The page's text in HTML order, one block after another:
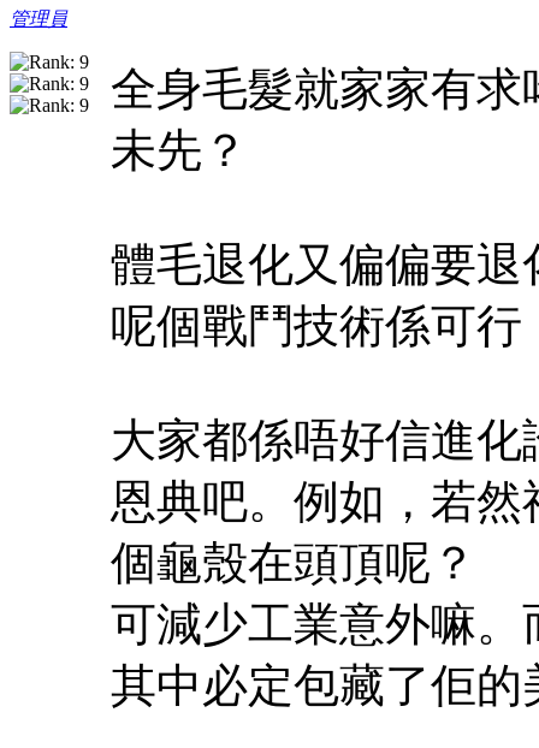
管理員
全身毛髮就家家有
未先？
體毛退化又偏偏要
呢個戰鬥技術係可
大家都係唔好信進
恩典吧。例如，若
個龜殼在頭頂呢？
可減少工業意外嘛
其中必定包藏了佢